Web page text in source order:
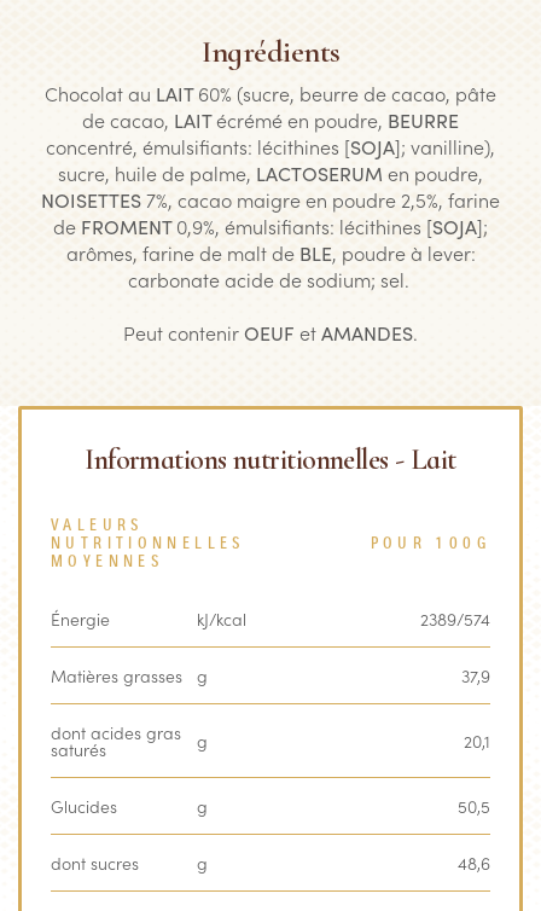
Ingrédients
Chocolat au LAIT60% (sucre, beurre de cacao, pâte
de cacao, LAITécrémé en poudre, BEURRE
concentré, émulsifiants: lécithines [SOJA]; vanilline),
sucre, huile de palme, LACTOSERUM en poudre,
NOISETTES7%, cacao maigre en poudre 2,5%, farine
de FROMENT0,9%, émulsifiants: lécithines [SOJA];
arômes, farine de malt de BLE, poudre à lever:
carbonate acide de sodium; sel.
Peut contenirOEUF etAMANDES.
Informations nutritionnelles - Lait
VALEURS
NUTRITIONNELLES
MOYENNES
POUR 100G
Énergie kJ/kcal 2389/574
Matières grasses g 37,9
dont acides gras
saturés g 20,1
Glucides g 50,5
dont sucres g 48,6